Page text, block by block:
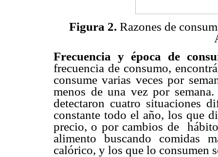
Figura 2. Razones de
Frecuencia y época de
frecuencia de consumo,
consume varias veces por
menos de una vez por
detectaron cuatro situaciones
constante todo el año, los que
precio, o por cambios de
alimento buscando comidas
calórico, y los que lo consumen